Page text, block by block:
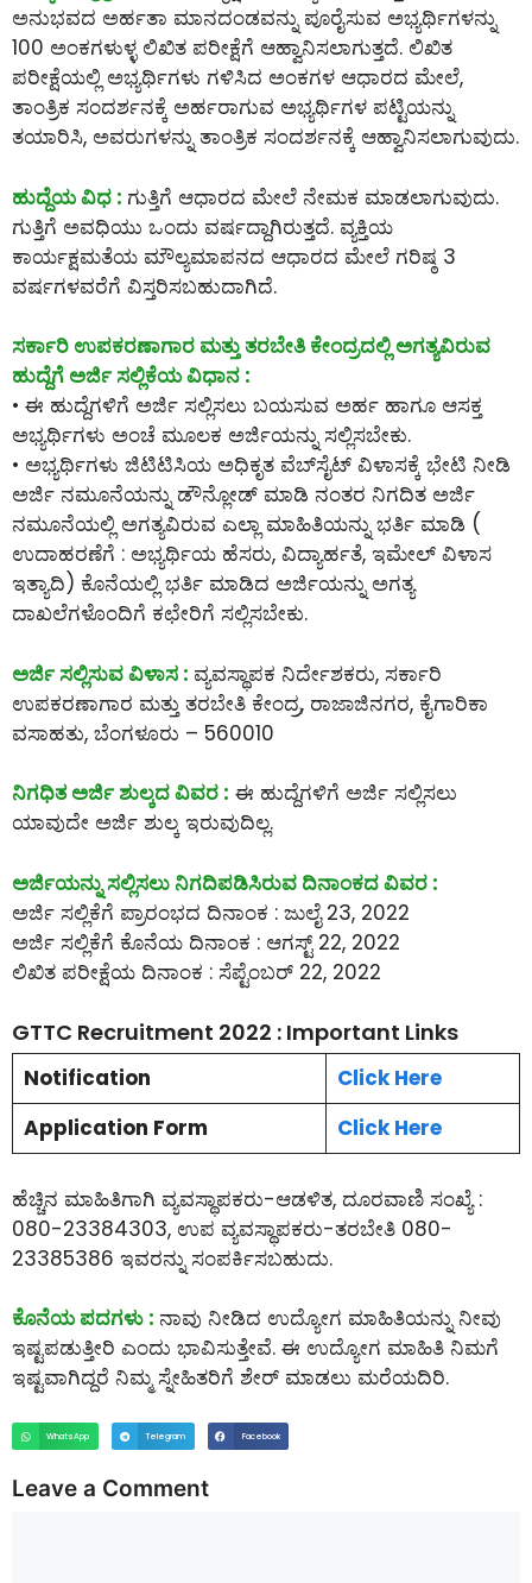
ಅನುಭವದ ಅರ್ಹತಾ ಮಾನದಂಡವನ್ನು ಪೂರೈಸುವ ಅಭ್ಯರ್ಥಿಗಳನ್ನು
100 ಅಂಕಗಳುಳ್ಳ ಲಿಖಿತ ಪರೀಕ್ಷೆಗೆ ಆಹ್ವಾನಿಸಲಾಗುತ್ತದೆ. ಲಿಖಿತ
ಪರೀಕ್ಷೆಯಲ್ಲಿ ಅಭ್ಯರ್ಥಿಗಳು ಗಳಿಸಿದ ಅಂಕಗಳ ಆಧಾರದ ಮೇಲೆ,
ತಾಂತ್ರಿಕ ಸಂದರ್ಶನಕ್ಕೆ ಅರ್ಹರಾಗುವ ಅಭ್ಯರ್ಥಿಗಳ ಪಟ್ಟಿಯನ್ನು
ತಯಾರಿಸಿ, ಅವರುಗಳನ್ನು ತಾಂತ್ರಿಕ ಸಂದರ್ಶನಕ್ಕೆ ಆಹ್ವಾನಿಸಲಾಗುವುದು.
ಹುದ್ದೆಯ ವಿಧ : ಗುತ್ತಿಗೆ ಆಧಾರದ ಮೇಲೆ ನೇಮಕ ಮಾಡಲಾಗುವುದು.
ಗುತ್ತಿಗೆ ಅವಧಿಯು ಒಂದು ವರ್ಷದ್ದಾಗಿರುತ್ತದೆ. ವ್ಯಕ್ತಿಯ
ಕಾರ್ಯಕ್ಷಮತೆಯ ಮೌಲ್ಯಮಾಪನದ ಆಧಾರದ ಮೇಲೆ ಗರಿಷ್ಠ 3
ವರ್ಷಗಳವರೆಗೆ ವಿಸ್ತರಿಸಬಹುದಾಗಿದೆ.
ಸರ್ಕಾರಿ ಉಪಕರಣಾಗಾರ ಮತ್ತು ತರಬೇತಿ ಕೇಂದ್ರದಲ್ಲಿ ಅಗತ್ಯವಿರುವ
ಹುದ್ದೆಗೆ ಅರ್ಜಿ ಸಲ್ಲಿಕೆಯ ವಿಧಾನ :
• ಈ ಹುದ್ದೆಗಳಿಗೆ ಅರ್ಜಿ ಸಲ್ಲಿಸಲು ಬಯಸುವ ಅರ್ಹ ಹಾಗೂ ಆಸಕ್ತ
ಅಭ್ಯರ್ಥಿಗಳು ಅಂಚೆ ಮೂಲಕ ಅರ್ಜಿಯನ್ನು ಸಲ್ಲಿಸಬೇಕು.
• ಅಭ್ಯರ್ಥಿಗಳು ಜಿಟಿಟಿಸಿಯ ಅಧಿಕೃತ ವೆಬ್‌ಸೈಟ್ ವಿಳಾಸಕ್ಕೆ ಭೇಟಿ ನೀಡಿ
ಅರ್ಜಿ ನಮೂನೆಯನ್ನು ಡೌನ್ಲೋಡ್ ಮಾಡಿ ನಂತರ ನಿಗದಿತ ಅರ್ಜಿ
ನಮೂನೆಯಲ್ಲಿ ಅಗತ್ಯವಿರುವ ಎಲ್ಲಾ ಮಾಹಿತಿಯನ್ನು ಭರ್ತಿ ಮಾಡಿ (
ಉದಾಹರಣೆಗೆ : ಅಭ್ಯರ್ಥಿಯ ಹೆಸರು, ವಿದ್ಯಾರ್ಹತೆ, ಇಮೇಲ್ ವಿಳಾಸ
ಇತ್ಯಾದಿ) ಕೊನೆಯಲ್ಲಿ ಭರ್ತಿ ಮಾಡಿದ ಅರ್ಜಿಯನ್ನು ಅಗತ್ಯ
ದಾಖಲೆಗಳೊಂದಿಗೆ ಕಛೇರಿಗೆ ಸಲ್ಲಿಸಬೇಕು.
ಅರ್ಜಿ ಸಲ್ಲಿಸುವ ವಿಳಾಸ : ವ್ಯವಸ್ಥಾಪಕ ನಿರ್ದೇಶಕರು, ಸರ್ಕಾರಿ
ಉಪಕರಣಾಗಾರ ಮತ್ತು ತರಬೇತಿ ಕೇಂದ್ರ, ರಾಜಾಜಿನಗರ, ಕೈಗಾರಿಕಾ
ವಸಾಹತು, ಬೆಂಗಳೂರು – 560010
ನಿಗಧಿತ ಅರ್ಜಿ ಶುಲ್ಕದ ವಿವರ : ಈ ಹುದ್ದೆಗಳಿಗೆ ಅರ್ಜಿ ಸಲ್ಲಿಸಲು
ಯಾವುದೇ ಅರ್ಜಿ ಶುಲ್ಕ ಇರುವುದಿಲ್ಲ.
ಅರ್ಜಿಯನ್ನು ಸಲ್ಲಿಸಲು ನಿಗದಿಪಡಿಸಿರುವ ದಿನಾಂಕದ ವಿವರ :
ಅರ್ಜಿ ಸಲ್ಲಿಕೆಗೆ ಪ್ರಾರಂಭದ ದಿನಾಂಕ : ಜುಲೈ 23, 2022
ಅರ್ಜಿ ಸಲ್ಲಿಕೆಗೆ ಕೊನೆಯ ದಿನಾಂಕ : ಆಗಸ್ಟ್ 22, 2022
ಲಿಖಿತ ಪರೀಕ್ಷೆಯ ದಿನಾಂಕ : ಸೆಪ್ಟೆಂಬರ್ 22, 2022
GTTC Recruitment 2022 : Important Links
Notification
Click Here
Application Form
Click Here
ಹೆಚ್ಚಿನ ಮಾಹಿತಿಗಾಗಿ ವ್ಯವಸ್ಥಾಪಕರು-ಆಡಳಿತ, ದೂರವಾಣಿ ಸಂಖ್ಯೆ :
080-23384303, ಉಪ ವ್ಯವಸ್ಥಾಪಕರು-ತರಬೇತಿ 080-
23385386 ಇವರನ್ನು ಸಂಪರ್ಕಿಸಬಹುದು.
ಕೊನೆಯ ಪದಗಳು : ನಾವು ನೀಡಿದ ಉದ್ಯೋಗ ಮಾಹಿತಿಯನ್ನು ನೀವು
ಇಷ್ಟಪಡುತ್ತೀರಿ ಎಂದು ಭಾವಿಸುತ್ತೇವೆ. ಈ ಉದ್ಯೋಗ ಮಾಹಿತಿ ನಿಮಗೆ
ಇಷ್ಟವಾಗಿದ್ದರೆ ನಿಮ್ಮ ಸ್ನೇಹಿತರಿಗೆ ಶೇರ್ ಮಾಡಲು ಮರೆಯದಿರಿ.
WhatsApp Telegram Facebook
Leave a Comment